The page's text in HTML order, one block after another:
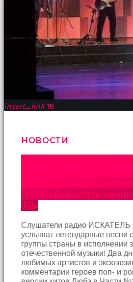
insert_link 18
НОВОСТИ
го и 23-го февраля в
долгожданный
Любэ «Всё опять
35!»
Слушатели радио ИСКАТЕЛЬ
услышат легендарные песни
группы страны в исполнении
отечественной музыки! Два
любимых артистов и
комментарии героев поп- и